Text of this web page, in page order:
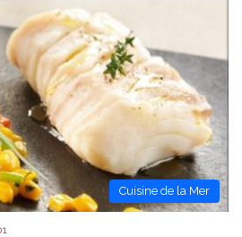
Cuisine de la Mer